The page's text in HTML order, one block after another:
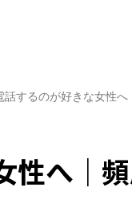
話するのが好きな女性へ
性へ｜